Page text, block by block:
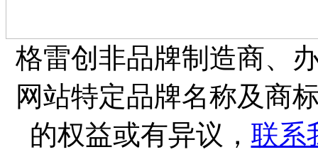
格雷创非品牌制造商、
网站特定品牌名称及商
的权益或有异议， 联系